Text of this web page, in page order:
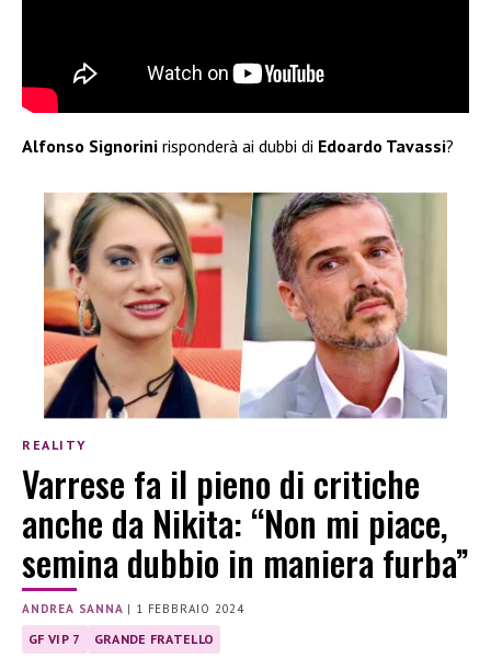
Alfonso Signorini risponderà ai dubbi di Edoardo Tavassi?
REALITY
Varrese fa il pieno di critiche
anche da Nikita: “Non mi piace,
semina dubbio in maniera furba”
ANDREA SANNA | 1 FEBBRAIO 2024
GF VIP 7 GRANDE FRATELLO